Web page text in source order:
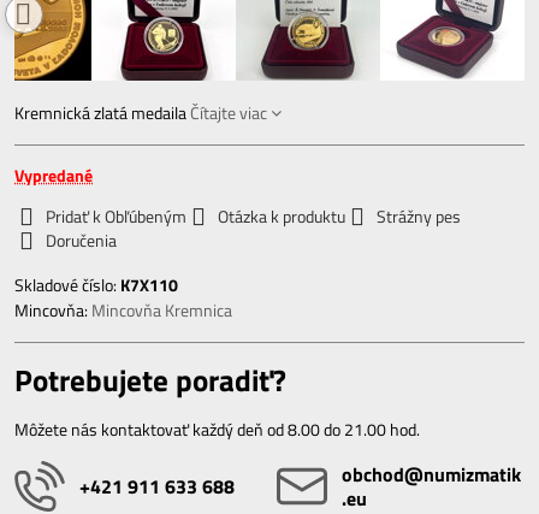
Kremnická zlatá medailaČítajte viac
Vypredané
Pridať k Obľúbeným
Otázka k produktu
Strážny pes
Doručenia
Skladové číslo: K7X110
Mincovňa: Mincovňa Kremnica
Potrebujete poradiť?
Môžete nás kontaktovať každý deň od 8.00 do 21.00 hod.
+421 911 633 688
obchod​@numizmatik​
.eu